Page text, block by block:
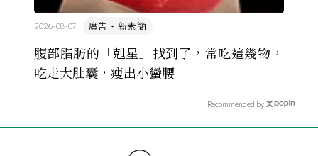
腹部脂肪的「剋星」找到了，常吃這幾物，
吃走大肚囊，瘦出小蠻腰
廣告・新素簡
2026-08-07
Recommended by